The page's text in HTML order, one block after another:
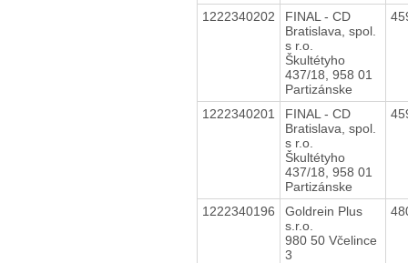
1222340202
FINAL - CD
Bratislava, spol.
s r.o.
Škultétyho
437/18, 958 01
Partizánske
1222340201
FINAL - CD
Bratislava, spol.
s r.o.
Škultétyho
437/18, 958 01
Partizánske
1222340196
Goldrein Plus
s.r.o.
980 50 Včelince
3